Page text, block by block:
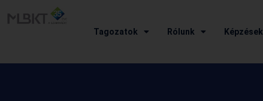
Tagozatok Rólunk Képzések